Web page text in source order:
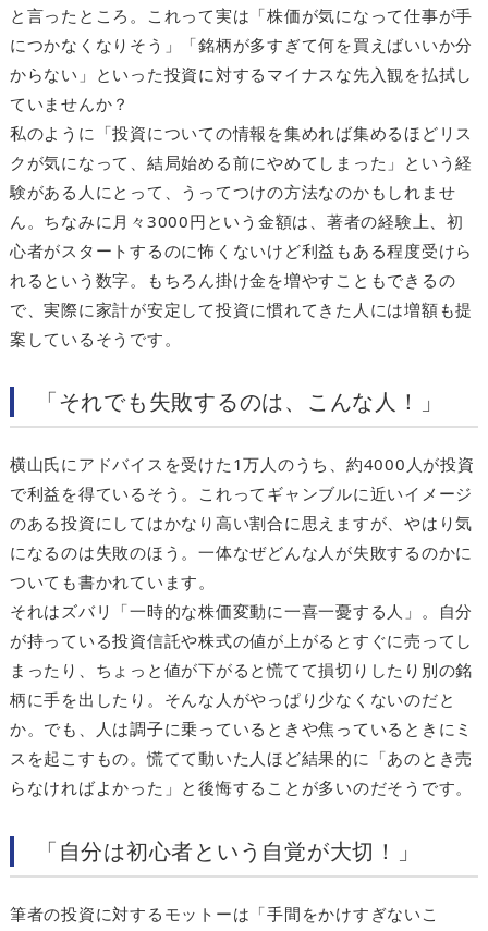
と言ったところ。これって実は「株価が気になって仕事が手
につかなくなりそう」「銘柄が多すぎて何を買えばいいか分
からない」といった投資に対するマイナスな先入観を払拭し
ていませんか？
私のように「投資についての情報を集めれば集めるほどリス
クが気になって、結局始める前にやめてしまった」という経
験がある人にとって、うってつけの方法なのかもしれませ
ん。ちなみに月々3000円という金額は、著者の経験上、初
心者がスタートするのに怖くないけど利益もある程度受けら
れるという数字。もちろん掛け金を増やすこともできるの
で、実際に家計が安定して投資に慣れてきた人には増額も提
案しているそうです。
「それでも失敗するのは、こんな人！」
横山氏にアドバイスを受けた1万人のうち、約4000人が投資
で利益を得ているそう。これってギャンブルに近いイメージ
のある投資にしてはかなり高い割合に思えますが、やはり気
になるのは失敗のほう。一体なぜどんな人が失敗するのかに
ついても書かれています。
それはズバリ「一時的な株価変動に一喜一憂する人」。自分
が持っている投資信託や株式の値が上がるとすぐに売ってし
まったり、ちょっと値が下がると慌てて損切りしたり別の銘
柄に手を出したり。そんな人がやっぱり少なくないのだと
か。でも、人は調子に乗っているときや焦っているときにミ
スを起こすもの。慌てて動いた人ほど結果的に「あのとき売
らなければよかった」と後悔することが多いのだそうです。
「自分は初心者という自覚が大切！」
筆者の投資に対するモットーは「手間をかけすぎないこ